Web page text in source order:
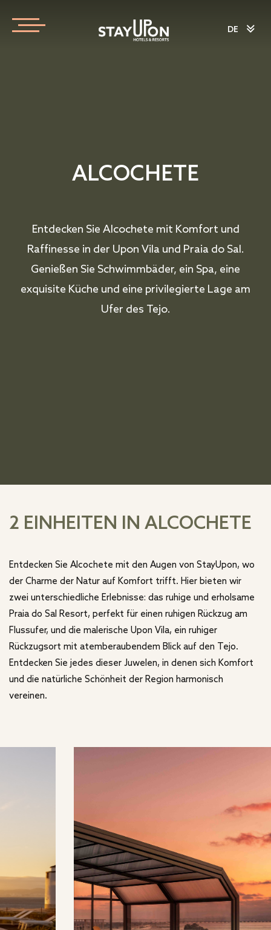
DE
ALCOCHETE
Entdecken Sie Alcochete mit Komfort und
Raffinesse in der Upon Vila und Praia do Sal.
Genießen Sie Schwimmbäder, ein Spa, eine
exquisite Küche und eine privilegierte Lage am
Ufer des Tejo.
2 EINHEITEN IN ALCOCHETE
Entdecken Sie Alcochete mit den Augen von StayUpon, wo
der Charme der Natur auf Komfort trifft. Hier bieten wir
zwei unterschiedliche Erlebnisse: das ruhige und erholsame
Praia do Sal Resort, perfekt für einen ruhigen Rückzug am
Flussufer, und die malerische Upon Vila, ein ruhiger
Rückzugsort mit atemberaubendem Blick auf den Tejo.
Entdecken Sie jedes dieser Juwelen, in denen sich Komfort
und die natürliche Schönheit der Region harmonisch
vereinen.